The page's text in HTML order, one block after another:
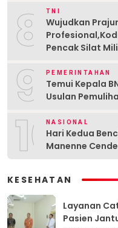
8 TNI
Wujudkan
Pencak Silat
9 PEMERINTAHAN
Temui Kepala
Usulan
10NASIONAL
Hari Kedua
Manenne
KESEHATAN
Layanan
Pasien